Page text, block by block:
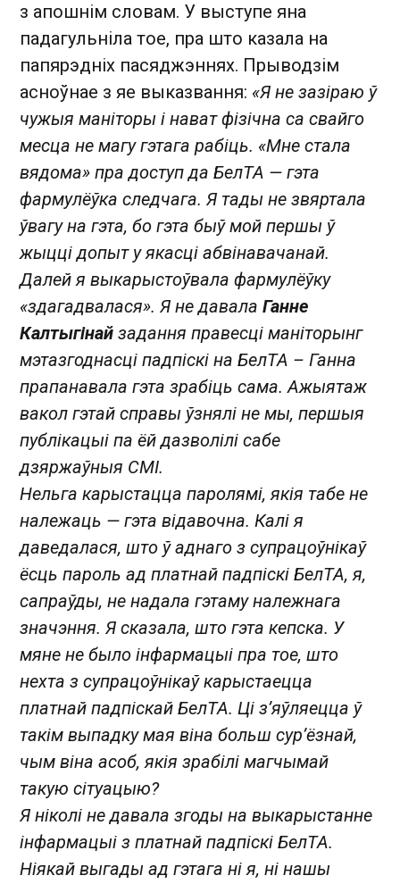
з апошнім словам. У выступе яна
падагульніла тое, пра што казала на
папярэдніх пасяджэннях. Прыводзім
асноўнае з яе выказвання: «Я не зазіраю ў
чужыя маніторы і нават фізічна са свайго
месца не магу гэтага рабіць. «Мне стала
вядома» пра доступ да БелТА — гэта
фармулёўка следчага. Я тады не звяртала
ўвагу на гэта, бо гэта быў мой першы ў
жыцці допыт у якасці абвінавачанай.
Далей я выкарыстоўвала фармулёўку
«здагадвалася». Я не давала Ганне
Калтыгінай задання правесці маніторынг
мэтазгоднасці падпіскі на БелТА – Ганна
прапанавала гэта зрабіць сама. Ажыятаж
вакол гэтай справы ўзнялі не мы, першыя
публікацыі па ёй дазволілі сабе
дзяржаўныя СМІ.
Нельга карыстацца паролямі, якія табе не
належаць — гэта відавочна. Калі я
даведалася, што ў аднаго з супрацоўнікаў
ёсць пароль ад платнай падпіскі БелТА, я,
сапраўды, не надала гэтаму належнага
значэння. Я сказала, што гэта кепска. У
мяне не было інфармацыі пра тое, што
нехта з супрацоўнікаў карыстаецца
платнай падпіскай БелТА. Ці з’яўляецца ў
такім выпадку мая віна больш сур’ёзнай,
чым віна асоб, якія зрабілі магчымай
такую сітуацыю?
Я ніколі не давала згоды на выкарыстанне
інфармацыі з платнай падпіскі БелТА.
Ніякай выгады ад гэтага ні я, ні нашы